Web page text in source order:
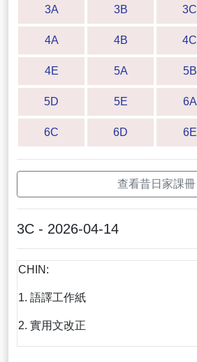
3A 3B 3C
4A 4B 4C
4E 5A 5B
5D 5E 6A
6C 6D 6E
查看昔日家課冊
3C - 2026-04-14
CHIN:
1. 語譯工作紙
2. 實用文改正